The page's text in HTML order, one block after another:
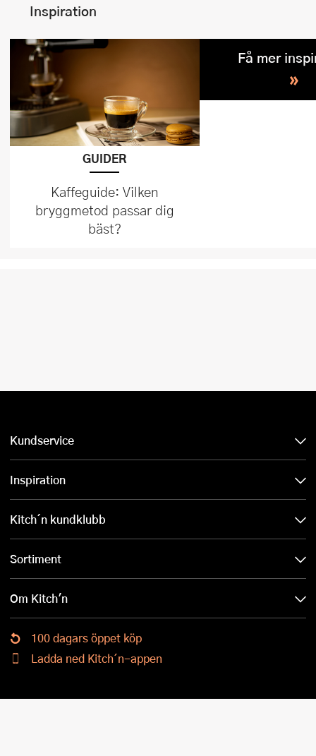
Inspiration
GUIDER
Kaffeguide: Vilken
bryggmetod passar dig
bäst?
Få mer
»
Kundservice
Inspiration
Kitch´n kundklubb
Sortiment
Om Kitch'n
100 dagars öppet köp
Ladda ned Kitch´n-appen